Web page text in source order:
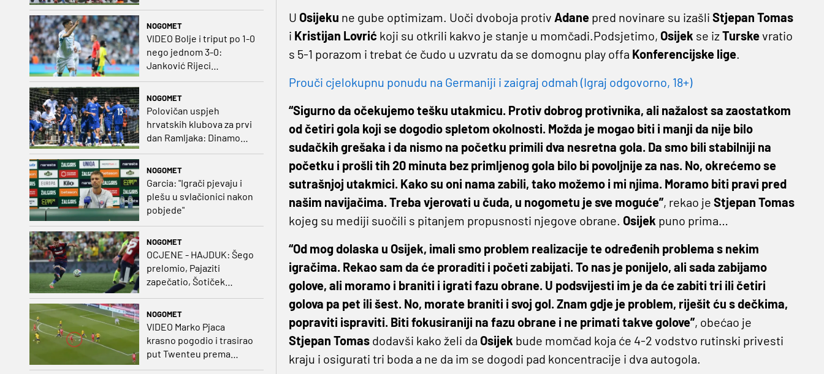
NOGOMET
VIDEO Bolje i triput po 1-0
nego jednom 3-0:
Janković Rijeci
projektilom donio slavlje
protivnika
NOGOMET
Polovičan uspjeh
hrvatskih klubova za prvi
dan Ramljaka: Dinamo
poražen od Juventusa,
NOGOMET
Garcia: "Igrači pjevaju i
plešu u svlačionici nakon
pobjede"
NOGOMET
OCJENE - HAJDUK: Šego
prelomio, Pajaziti
zapečatio, Šotiček
NOGOMET
VIDEO Marko Pjaca
krasno pogodio i trasirao
put Twenteu prema
važnoj pobjedi
U Osijeku ne gube optimizam. Uoči dvoboja protiv Adanepred novinare su izašli Stjepan Tomas
i Kristijan Lovrić koji su otkrili kakvo je stanje u momčadi.Podsjetimo, Osijek se izTurskevratio
s 5-1 porazom i trebat će čudo u uzvratu da se domognu play offa Konferencijske lige.
Prouči cjelokupnu ponudu na Germaniji i zaigraj odmah (Igraj odgovorno, 18+)
“Sigurno da očekujemo tešku utakmicu. Protiv dobrog protivnika, ali nažalost sa zaostatkom
od četiri gola koji se dogodio spletom okolnosti. Možda je mogao biti i manji da nije bilo
sudačkih grešaka i da nismo na početku primili dva nesretna gola. Da smo bili stabilniji na
početku i prošli tih 20 minuta bez primljenog gola bilo bi povoljnije za nas. No, okrećemo se
sutrašnjoj utakmici. Kako su oni nama zabili, tako možemo i mi njima. Moramo biti pravi pred
našim navijačima. Treba vjerovati u čuda, u nogometu je sve moguće”, rekao je Stjepan Tomas
kojeg su mediji suočili s pitanjem propusnosti njegove obrane. Osijek puno prima…
“Od mog dolaska u Osijek, imali smo problem realizacije te određenih problema s nekim
igračima. Rekao sam da će proraditi i početi zabijati. To nas je ponijelo, ali sada zabijamo
golove, ali moramo i braniti i igrati fazu obrane. U podsvijesti im je da će zabiti tri ili četiri
golova pa pet ili šest. No, morate braniti i svoj gol. Znam gdje je problem, riješit ću s dečkima,
popraviti ispraviti. Biti fokusiraniji na fazu obrane i ne primati takve golove”, obećao je
Stjepan Tomasdodavši kako želi da Osijek bude momčad koja će 4-2 vodstvo rutinski privesti
kraju i osigurati tri boda a ne da im se dogodi pad koncentracije i dva autogola.